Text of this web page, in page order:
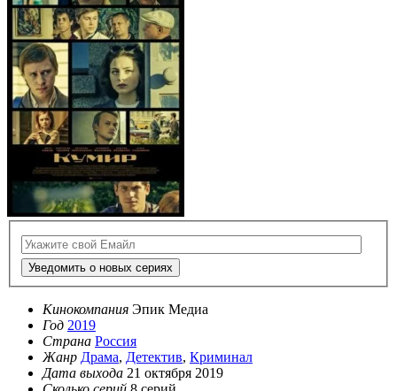
Уведомить о новых сериях
Кинокомпания Эпик Медиа
Год 2019
Страна Россия
Жанр Драма, Детектив, Криминал
Дата выхода 21 октября 2019